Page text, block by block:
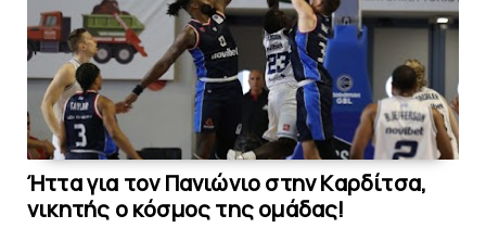
Ήττα για τον Πανιώνιο στην Kαρδίτσα,
νικητής ο κόσμος της oμάδας!